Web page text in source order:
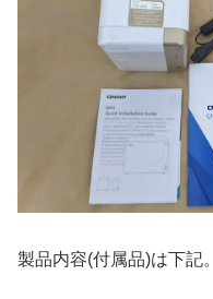
製品内容(付属品)は下記。